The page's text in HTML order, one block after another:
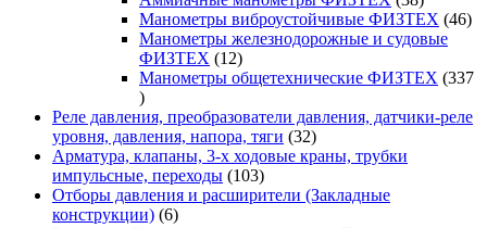
товаров
Манометры виброустойчивые ФИЗТЕХ 4646
Манометры железнодорожные и судовые
ФИЗТЕХ
1212
товаров
Манометры общетехнические ФИЗТЕХ 337
337
товаров
Реле давления, преобразователи давления, датчики-реле
уровня, давления, напора, тяги 3232
товара
Арматура, клапаны, 3-х ходовые краны, трубки
импульсные, переходы 103103
товара
Отборы давления и расширители (Закладные
конструкции) 66